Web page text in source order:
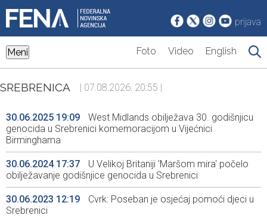
prijava
Meni Foto Video English
SREBRENICA | 07.08.2026. 20:55 |
30.06.2025 19:09
West Midlands obilježava 30. godišnjicu
genocida u Srebrenici komemoracijom u Vijećnici
Birminghama
30.06.2024 17:37
U Velikoj Britaniji 'Maršom mira' počelo
obilježavanje godišnjice genocida u Srebrenici
30.06.2023 12:19
Cvrk: Poseban je osjećaj pomoći djeci u
Srebrenici